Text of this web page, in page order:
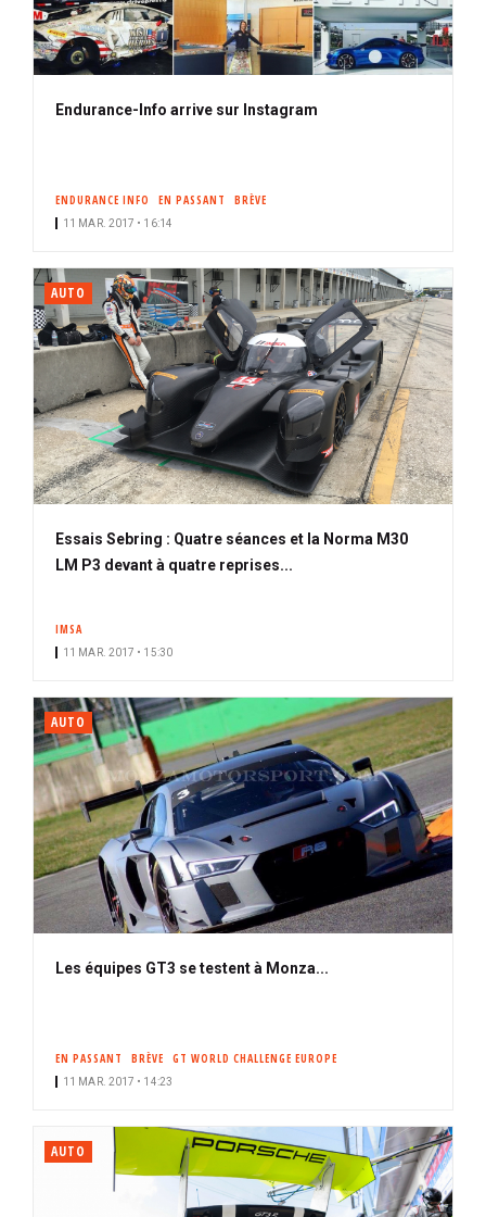
Endurance-Info arrive sur Instagram
ENDURANCE INFO EN PASSANT BRÈVE
11 MAR. 2017 • 16:14
AUTO
Essais Sebring : Quatre séances et la Norma M30
LM P3 devant à quatre reprises...
IMSA
11 MAR. 2017 • 15:30
AUTO
Les équipes GT3 se testent à Monza...
EN PASSANT BRÈVE GT WORLD CHALLENGE EUROPE
11 MAR. 2017 • 14:23
AUTO